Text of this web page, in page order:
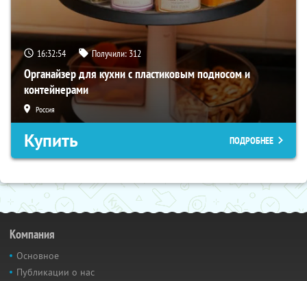
16:32:53 Получили: 312
Органайзер для кухни с пластиковым подносом и
контейнерами
Россия
Купить ПОДРОБНЕЕ
Компания
Основное
Публикации о нас